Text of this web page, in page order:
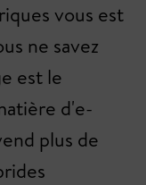
vous est
ne savez
est le
d'e-
plus de